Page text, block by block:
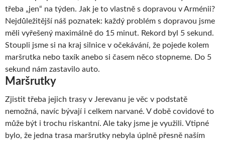
třeba „jen“ na týden. Jak je to vlastně s dopravou v Arménii?
Nejdůležitější náš poznatek: každý problém s dopravou jsme
měli vyřešený maximálně do 15 minut. Rekord byl 5 sekund.
Stoupli jsme si na kraj silnice v očekávání, že pojede kolem
maršrutka nebo taxík anebo si časem něco stopneme. Do 5
sekund nám zastavilo auto.
Maršrutky
Zjistit třeba jejich trasy v Jerevanu je věc v podstatě
nemožná, navíc bývají i celkem narvané. V době covidové to
může být i trochu riskantní. Ale taky jsme je využili. Vtipné
bylo, že jedna trasa maršrutky nebyla úplně přesně naším